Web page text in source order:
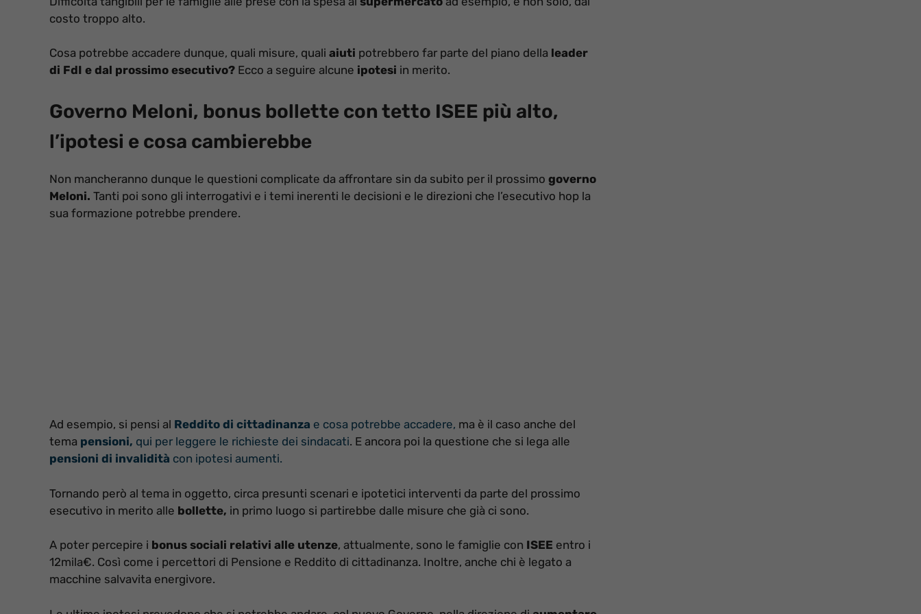
costo troppo alto.
Cosa potrebbe accadere dunque, quali misure, quali aiuti potrebbero far parte del piano della leader
di FdI e dal prossimo esecutivo? Ecco a seguire alcune ipotesi in merito.
Governo Meloni, bonus bollette con tetto ISEE più alto,
l’ipotesi e cosa cambierebbe
Non mancheranno dunque le questioni complicate da affrontare sin da subito per il prossimo governo
Meloni. Tanti poi sono gli interrogativi e i temi inerenti le decisioni e le direzioni che l’esecutivo hop la
sua formazione potrebbe prendere.
Ad esempio, si pensi al Reddito di cittadinanza e cosa potrebbe accadere, ma è il caso anche del
tema pensioni, qui per leggere le richieste dei sindacati. E ancora poi la questione che si lega alle
pensioni di invalidità con ipotesi aumenti.
Tornando però al tema in oggetto, circa presunti scenari e ipotetici interventi da parte del prossimo
esecutivo in merito alle bollette, in primo luogo si partirebbe dalle misure che già ci sono.
A poter percepire i bonus sociali relativi alle utenze, attualmente, sono le famiglie con ISEE entro i
12mila€. Così come i percettori di Pensione e Reddito di cittadinanza. Inoltre, anche chi è legato a
macchine salvavita energivore.